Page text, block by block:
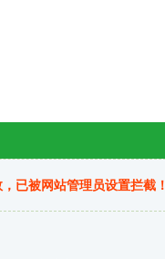
已被网站管理员设置拦截！